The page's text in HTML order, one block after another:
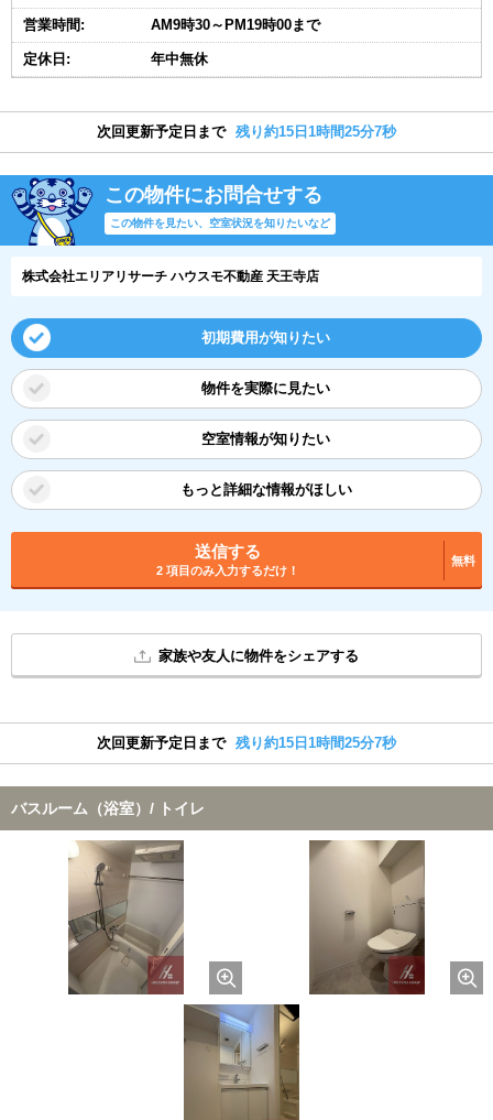
営業時間: AM9時30～PM19時00まで
定休日: 年中無休
次回更新予定日まで 残り約15日1時間25分7秒
この物件にお問合せする
この物件を見たい、空室状況を知りたいなど
株式会社エリアリサーチ ハウスモ不動産 天王寺店
初期費用が知りたい
物件を実際に見たい
空室情報が知りたい
もっと詳細な情報がほしい
送信する
2 項目のみ入力するだけ！
無料
家族や友人に物件をシェアする
次回更新予定日まで 残り約15日1時間25分7秒
バスルーム（浴室）/ トイレ